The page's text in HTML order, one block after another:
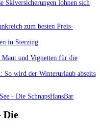
Skiversicherungen lohnen sich
zum besten Preis-
in Sterzing
und Vignetten für die
So wird der Winterurlaub abseits
- Die SchnapsHansBar
Die